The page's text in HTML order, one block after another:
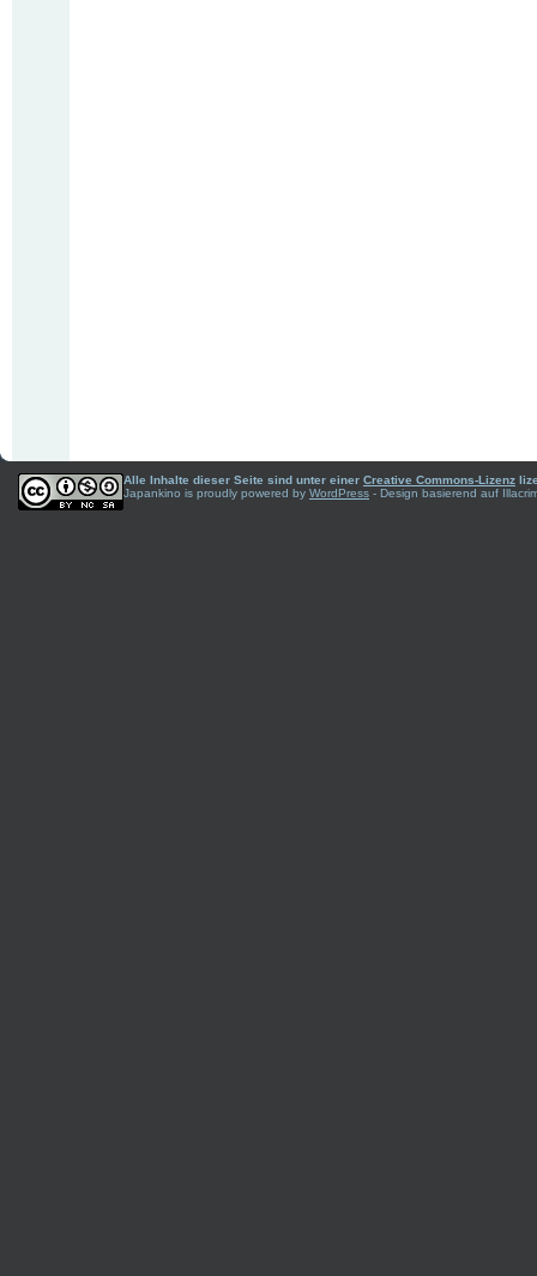
Alle Inhalte dieser Seite sind unter einer Creative Commons-Lizenz
Japankino is proudly powered by WordPress - Design basierend auf